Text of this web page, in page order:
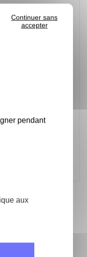
pendant
aux
Continuer sans
accepter
et dur.
monobloc.
d'hygiène
dimension.
cm / 3,5x2 cm /
cm / 11x6,5